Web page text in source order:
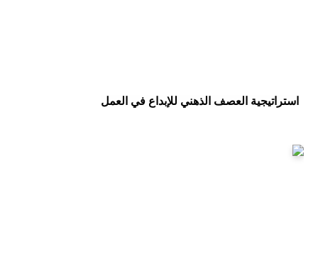
استراتيجية العصف الذهني للإبداع في العمل